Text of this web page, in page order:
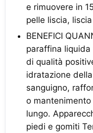
e rimuovere in
pelle liscia,
BENEFICI
paraffina
di qualità
idratazione
sanguigno,
o
lungo.
piedi e gomiti